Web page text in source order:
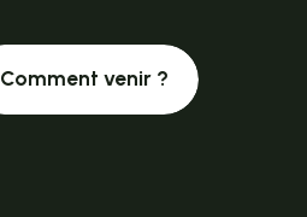
Comment venir ?